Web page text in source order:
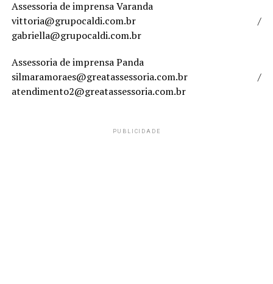
Assessoria de imprensa Varanda
vittoria@grupocaldi.com.br /
gabriella@grupocaldi.com.br
Assessoria de imprensa Panda
silmaramoraes@greatassessoria.com.br /
atendimento2@greatassessoria.com.br
PUBLICIDADE